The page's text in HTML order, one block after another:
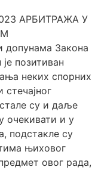
АРБИТРАЖА У
Закона
позитиван
неких спорних
су и даље
очекивати и у
подстакле су
њиховог
овог рада,